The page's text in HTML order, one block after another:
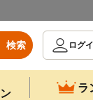
検索
ログ
ラ